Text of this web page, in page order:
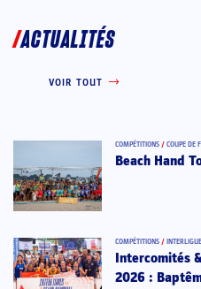
ACTUALITÉS
VOIR TOUT
COMPÉTITIONS / COUPE DE
Beach Hand
COMPÉTITIONS /
Intercomités
2026 :